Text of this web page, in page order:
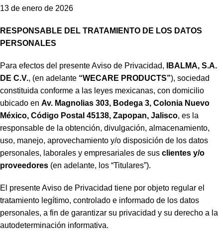
13 de enero de 2026
RESPONSABLE DEL TRATAMIENTO DE LOS DATOS
PERSONALES
Para efectos del presente Aviso de Privacidad,
IBALMA, S.A.
DE C.V., (en adelante “WECARE PRODUCTS”), sociedad
constituida conforme a las leyes mexicanas, con domicilio
ubicado en Av. Magnolias 303, Bodega 3, Colonia Nuevo
México, Código Postal 45138, Zapopan, Jalisco, es la
responsable de la obtención, divulgación, almacenamiento,
uso, manejo, aprovechamiento y/o disposición de los datos
personales, laborales y empresariales de sus clientes y/o
proveedores (en adelante, los “Titulares”).
El presente Aviso de Privacidad tiene por objeto regular el
tratamiento legítimo, controlado e informado de los datos
personales, a fin de garantizar su privacidad y su derecho a la
autodeterminación informativa.